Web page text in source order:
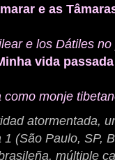
e as
e los Dátiles
vida
monje
atormentada,
(São Paulo, SP,
múltiple